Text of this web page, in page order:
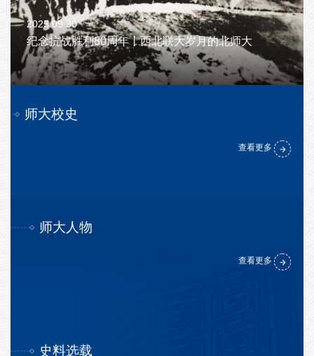
2025.09.30
纪念抗战胜利80周年丨西北联大岁月的北师大
《理
时代
师大校史
查看更多
师大人物
查看更多
史料选载